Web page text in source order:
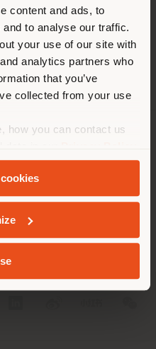
content and ads, to
to analyse our traffic.
your use of our site with
analytics partners who
that you’ve
collected from your use
how you can contact us
anderen
Standort. Wir
sich richtig
Einkäufe
(us)